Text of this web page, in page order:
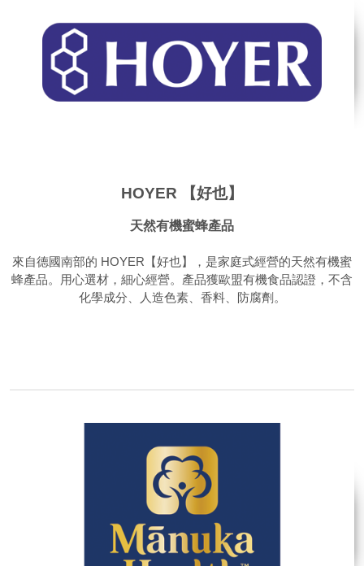
HOYER 【好也】
天然有機蜜蜂產品
來自德國南部的 HOYER【好也】，是家庭式經營的天然有機蜜
蜂產品。用心選材，細心經營。產品獲歐盟有機食品認證，不含
化學成分、人造色素、香料、防腐劑。